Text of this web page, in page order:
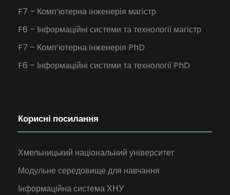
F7 – Комп’ютерна інженерія магістр
F6 – Інформаційні системи та технології магістр
F7 – Комп’ютерна інженерія PhD
F6 – Інформаційні системи та технології PhD
Корисні посилання
Хмельницький національний університет
Модульне середовище для навчання
Інформаційна система ХНУ